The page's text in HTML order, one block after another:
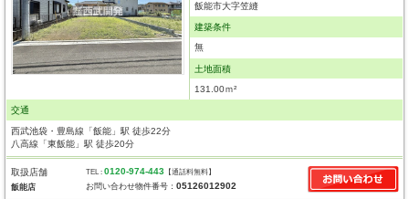
飯能市大字笠縫
建築条件
無
土地面積
131.00ｍ²
交通
西武池袋・豊島線「飯能」駅 徒歩22分
八高線「東飯能」駅 徒歩20分
取扱店舗
飯能店
TEL :0120-974-443 【通話料無料】
お問い合わせ物件番号：05126012902